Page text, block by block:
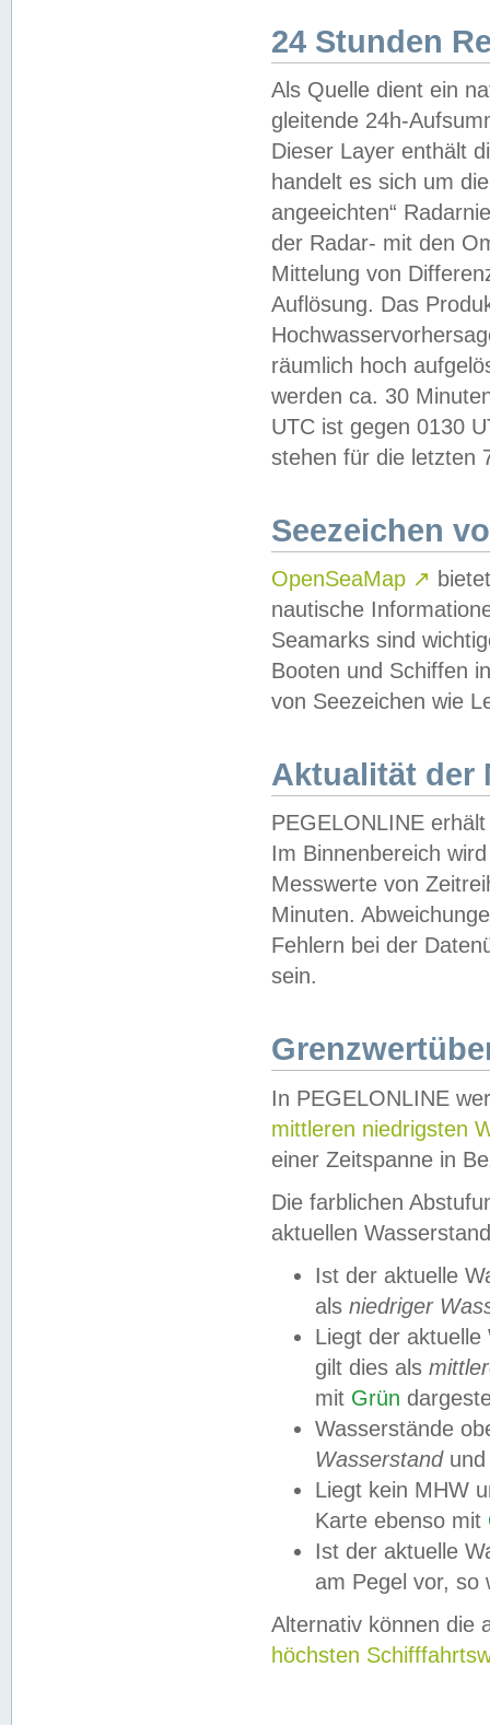
24 Stunden
Als Quelle dient ein
gleitende 24h-
Dieser Layer enthält
handelt es sich um
angeeichten“
der Radar- mit den
Mittelung von
Auflösung. Das
räumlich hoch
werden ca. 30
UTC ist gegen 0130
stehen für die letzten
Seezeichen
OpenSeaMap ↗
nautische
Seamarks sind
Booten und Schiffen
von Seezeichen wie
Aktualität der
PEGELONLINE
Im Binnenbereich
Messwerte von
Minuten.
Fehlern bei der
sein.
In PEGELONLINE
mittleren niedrigsten
einer Zeitspanne in
Die farblichen
aktuellen
Ist der aktuelle
als niedriger
Liegt der
gilt dies als
mit Grün
Wasserstände
Wasserstandund
Liegt kein MHW
Karte ebenso mit
Ist der aktuelle
am Pegel vor,
Alternativ können die
höchsten